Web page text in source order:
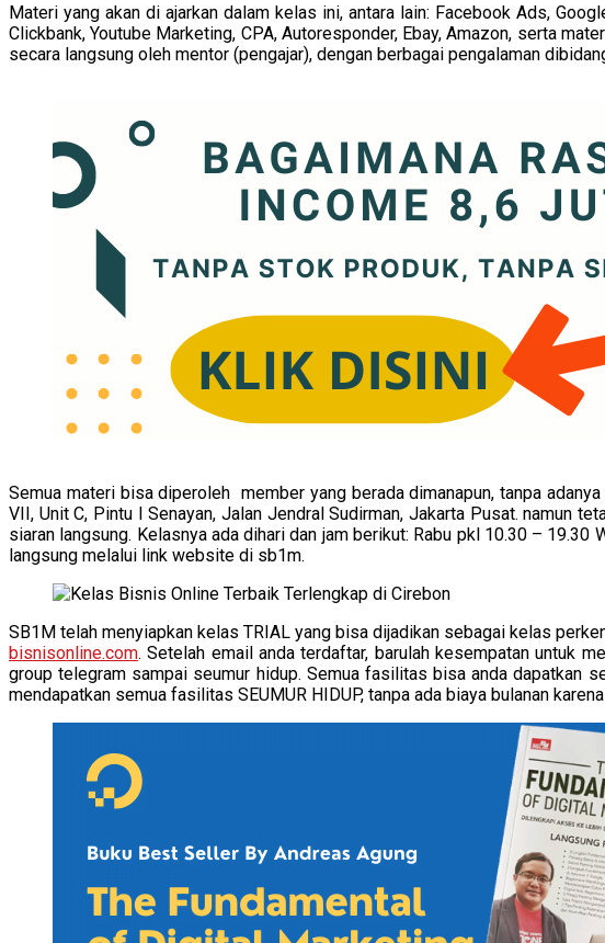
Materi yang akan di ajarkan dalam kelas ini, antara lain: Facebook Ads,
Clickbank, Youtube Marketing, CPA, Autoresponder, Ebay, Amazon, serta
secara langsung oleh mentor (pengajar), dengan berbagai pengalaman
Semua materi bisa diperoleh member yang berada dimanapun, tanpa
VII, Unit C, Pintu I Senayan, Jalan Jendral Sudirman, Jakarta Pusat. namun
siaran langsung. Kelasnya ada dihari dan jam berikut: Rabu pkl 10.30 –
langsung melalui link website di sb1m.
SB1M telah menyiapkan kelas TRIAL yang bisa dijadikan sebagai kelas
bisnisonline.com. Setelah email anda terdaftar, barulah kesempatan untuk
group telegram sampai seumur hidup. Semua fasilitas bisa anda dapatkan
mendapatkan semua fasilitas SEUMUR HIDUP, tanpa ada biaya bulanan